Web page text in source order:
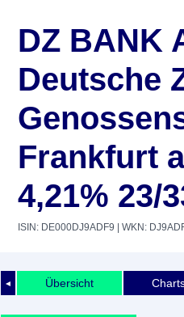
DZ BANK
Deutsche
Frankfurt
4,21% 23/
ISIN: DE000DJ9ADF9 | WKN:
◄ Übersicht